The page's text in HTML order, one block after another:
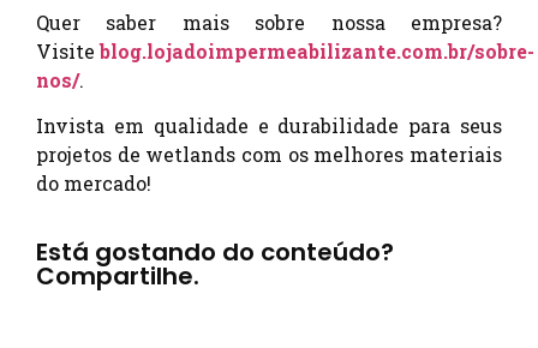
Quer saber mais sobre nossa empresa?
Visiteblog.lojadoimpermeabilizante.com.br/sobre-
nos/.
Invista em qualidade e durabilidade para seus
projetos de wetlands com os melhores materiais
do mercado!
Está gostando do conteúdo?
Compartilhe.